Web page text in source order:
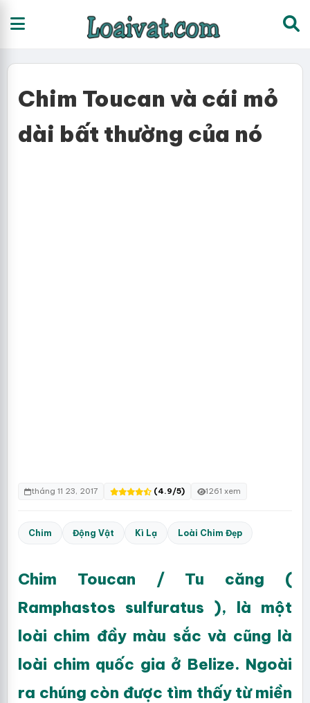
Chim Toucan và cái mỏ
dài bất thường của nó
tháng 11 23, 2017 (4.9/5) 1261 xem
Chim Động Vật Kì Lạ Loài Chim Đẹp
Chim Toucan / Tu căng (
Ramphastos sulfuratus ), là một
loài chim đầy màu sắc và cũng là
loài chim quốc gia ở Belize. Ngoài
ra chúng còn được tìm thấy từ miền